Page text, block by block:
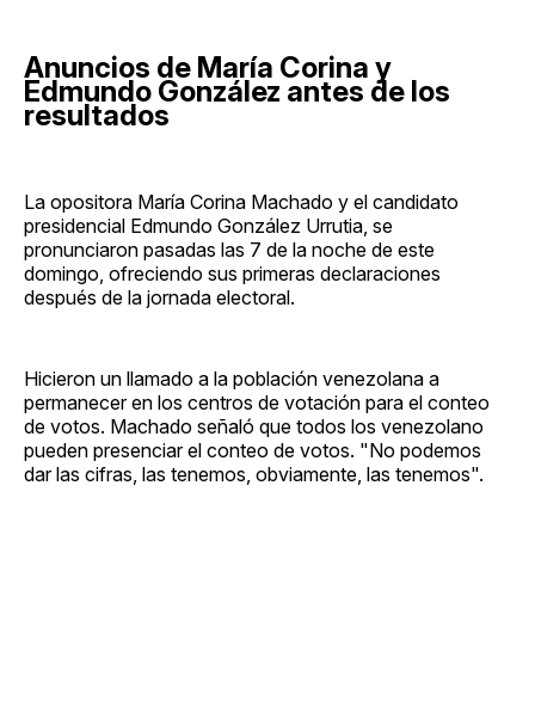
Anuncios de María Corina y
Edmundo González antes de los
resultados
La opositora María Corina Machado y el candidato
presidencial Edmundo González Urrutia, se
pronunciaron pasadas las 7 de la noche de este
domingo, ofreciendo sus primeras declaraciones
después de la jornada electoral.
Hicieron un llamado a la población venezolana a
permanecer en los centros de votación para el conteo
de votos. Machado señaló que todos los venezolano
pueden presenciar el conteo de votos. "No podemos
dar las cifras, las tenemos, obviamente, las tenemos".